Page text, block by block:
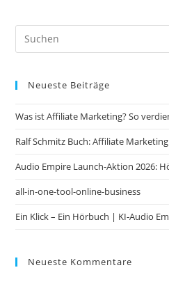
Neueste Beiträge
Was ist Affiliate Marketing? So
Ralf Schmitz Buch: Affiliate
Audio Empire Launch-Aktion 2026:
all-in-one-tool-online-business
Ein Klick – Ein Hörbuch | KI‑Audio
Neueste Kommentare